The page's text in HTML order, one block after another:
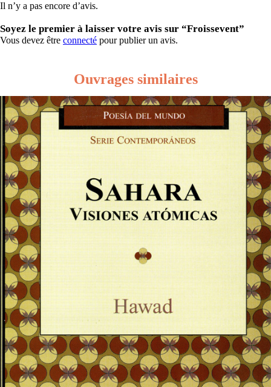
Il n’y a pas encore d’avis.
Soyez le premier à laisser votre avis sur “Froissevent”
Vous devez être connecté pour publier un avis.
Ouvrages similaires